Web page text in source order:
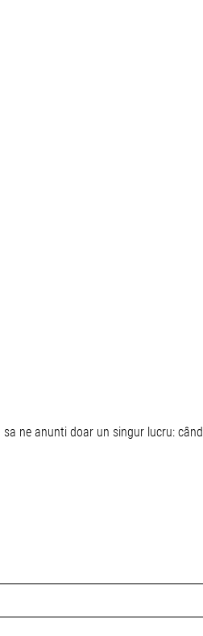
ne anunti doar un singur lucru: când